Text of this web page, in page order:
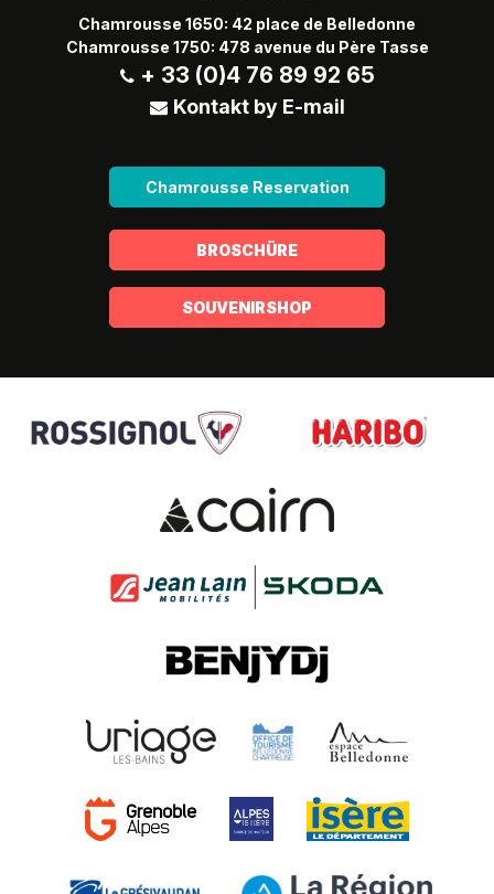
Chamrousse 1650: 42 place de Belledonne
Chamrousse 1750: 478 avenue du Père Tasse
+ 33 (0)4 76 89 92 65
Kontakt by E-mail
Chamrousse Reservation
BROSCHÜRE
SOUVENIRSHOP